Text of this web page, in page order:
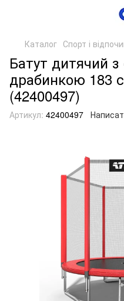
Каталог Спорт і
Батут дитячий з
драбинкою 183
(42400497)
Артикул: 42400497